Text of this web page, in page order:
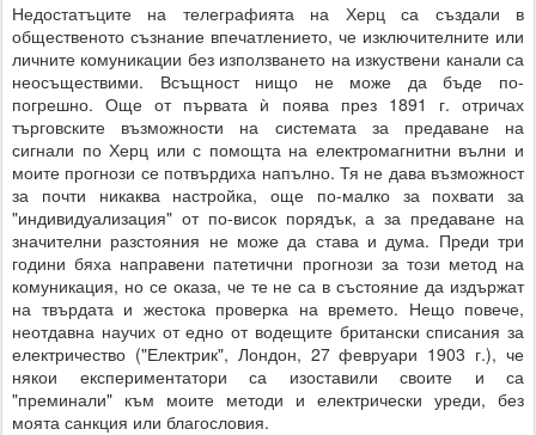
Недостатъците на телеграфията на Херц са създали в
общественото съзнание впечатлението, че изключителните или
личните комуникации без използването на изкуствени канали са
неосъществими. Всъщност нищо не може да бъде по-
погрешно. Още от първата ѝ поява през 1891 г. отричах
търговските възможности на системата за предаване на
сигнали по Херц или с помощта на електромагнитни вълни и
моите прогнози се потвърдиха напълно. Тя не дава възможност
за почти никаква настройка, още по-малко за похвати за
"индивидуализация" от по-висок порядък, а за предаване на
значителни разстояния не може да става и дума. Преди три
години бяха направени патетични прогнози за този метод на
комуникация, но се оказа, че те не са в състояние да издържат
на твърдата и жестока проверка на времето. Нещо повече,
неотдавна научих от едно от водещите британски списания за
електричество ("Електрик", Лондон, 27 февруари 1903 г.), че
някои експериментатори са изоставили своите и са
"преминали" към моите методи и електрически уреди, без
моята санкция или благословия.